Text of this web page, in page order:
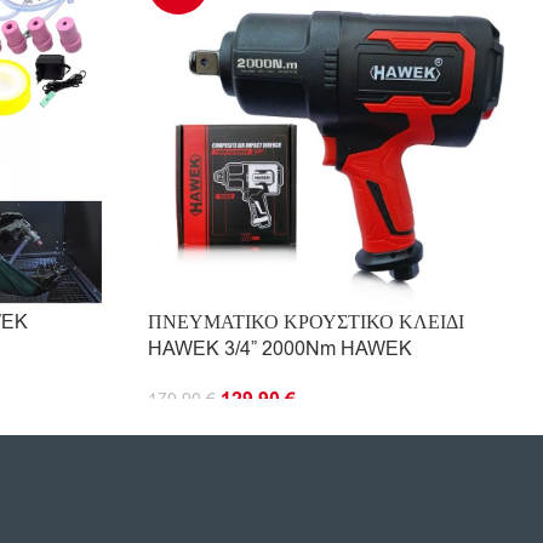
ΠΝΕΥΜΑΤΙΚΟ ΚΡΟΥΣΤΙΚΟ ΚΛΕΙΔΙ
HAWEK 3/4” 2000Nm HAWEK
179.90 € 129.90€
ΠΡΟΣΘΉΚΗ ΣΤΟ ΚΑΛΆΘΙ